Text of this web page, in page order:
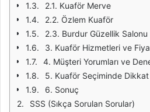
2.1. Kuaför Merve
2.2. Özlem Kuaför
2.3. Burdur Güzellik Salonu
3. Kuaför Hizmetleri ve
4. Müşteri Yorumları ve
5. Kuaför Seçiminde Dikkat
6. Sonuç
SSS (Sıkça Sorulan Sorular)